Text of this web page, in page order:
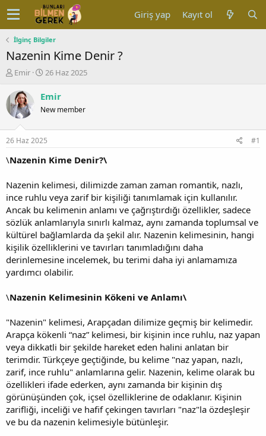
Giriş yap Kayıt ol
İlginç Bilgiler
Nazenin Kime Denir ?
K
n
u
y
b
a
ş
t
a
n
Emir
B
ş
a
g
ı
ç
r
i
h
i
26 Haz 2025
Emir
New member
26 Haz 2025 #1
\Nazenin Kime Denir?\
Nazenin kelimesi, dilimizde zaman zaman romantik, nazlı,
ince ruhlu veya zarif bir kişiliği tanımlamak için kullanılır.
Ancak bu kelimenin anlamı ve çağrıştırdığı özellikler, sadece
sözlük anlamlarıyla sınırlı kalmaz, aynı zamanda toplumsal ve
kültürel bağlamlarda da şekil alır. Nazenin kelimesinin, hangi
kişilik özelliklerini ve tavırları tanımladığını daha
derinlemesine incelemek, bu terimi daha iyi anlamamıza
yardımcı olabilir.
\Nazenin Kelimesinin Kökeni ve Anlamı\
"Nazenin" kelimesi, Arapçadan dilimize geçmiş bir kelimedir.
Arapça kökenli “naz” kelimesi, bir kişinin ince ruhlu, naz yapan
veya dikkatli bir şekilde hareket eden halini anlatan bir
terimdir. Türkçeye geçtiğinde, bu kelime "naz yapan, nazlı,
zarif, ince ruhlu" anlamlarına gelir. Nazenin, kelime olarak bu
özellikleri ifade ederken, aynı zamanda bir kişinin dış
görünüşünden çok, içsel özelliklerine de odaklanır. Kişinin
zarifliği, inceliği ve hafif çekingen tavırları "naz"la özdeşleşir
ve bu da nazenin kelimesiyle bütünleşir.